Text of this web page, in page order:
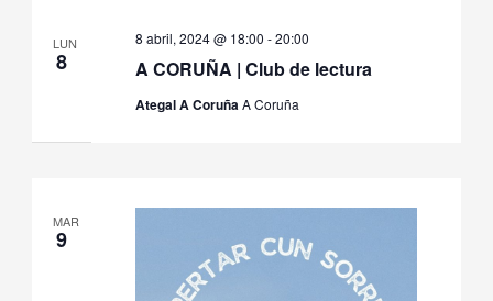
LUN
8 A CORUÑA | Club de lectura
8 abril, 2024 @ 18:00 -20:00
Ategal A Coruña A Coruña
MAR
9